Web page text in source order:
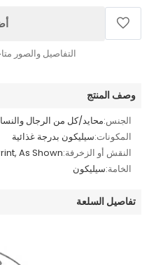
التفاصيل والصور
وصف المنتج
الجنس:محايد/كل من الرجال
المكونات:سيليكون بدرجة غذائية
النقش أو الزخرفة:As Shown
الخامة:سيليكون
تفاصيل السلعة